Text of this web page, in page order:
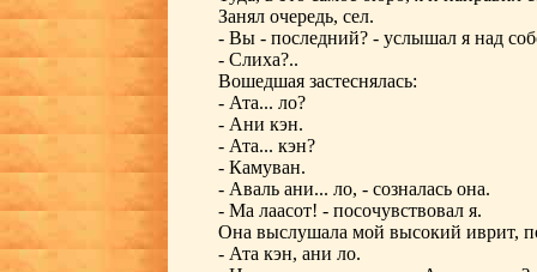
Занял очередь, сел.
- Вы - последний? - услышал я над
- Слиха?..
Вошедшая застеснялась:
- Ата... ло?
- Ани кэн.
- Ата... кэн?
- Камуван.
- Аваль ани... ло, - созналась она.
- Ма лаасот! - посочувствовал я.
Она выслушала мой высокий иврит,
- Ата кэн, ани ло.